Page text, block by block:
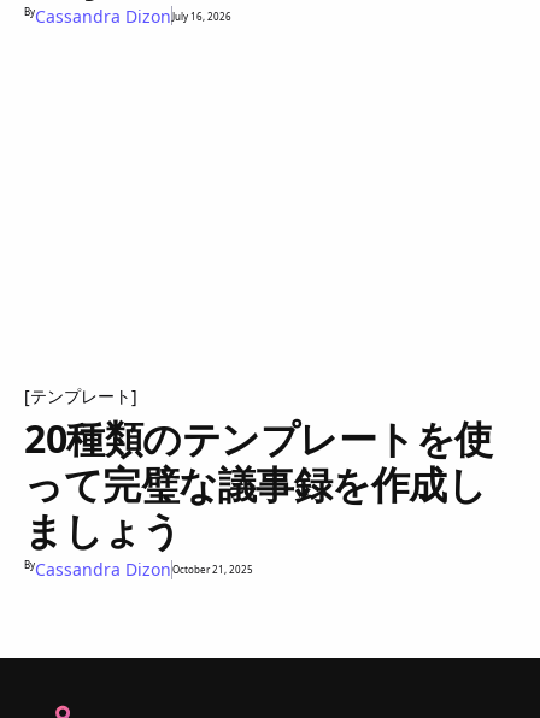
ByCassandra DizonJuly 16, 2026
[テンプレート]
20種類のテンプレートを使
って完璧な議事録を作成し
ましょう
ByCassandra DizonOctober 21, 2025